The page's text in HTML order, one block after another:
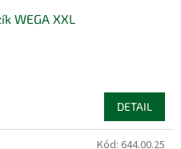
WEGA XXL
DETAIL
Kód: 644.00.25